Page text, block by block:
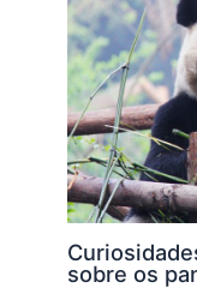
sobre os